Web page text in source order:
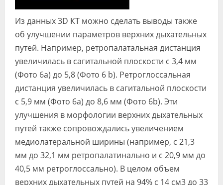
Из данных 3D КТ можно сделать выводы также
об улучшении параметров верхних дыхательных
путей. Например, ретропалатальная дистанция
увеличилась в сагитальной плоскости с 3,4 мм
(Фото 6а) до 5,8 (Фото 6 b). Ретроглоссальная
дистанция увеличилась в сагитальной плоскости
с 5,9 мм (Фото 6а) до 8,6 мм (Фото 6b). Эти
улучшения в морфологии верхних дыхательных
путей также сопровождались увеличением
медиолатеральной ширины (например, с 21,3
мм до 32,1 мм ретропалатинально и с 20,9 мм до
40,5 мм ретроглоссально). В целом объем
верхних дыхательных путей на 94% с 14 см3 до 33